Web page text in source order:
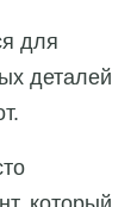
для
деталей